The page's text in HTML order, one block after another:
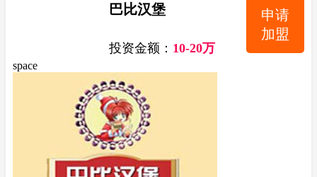
space
巴比汉堡
投资金额： 10-20万
申请
加盟